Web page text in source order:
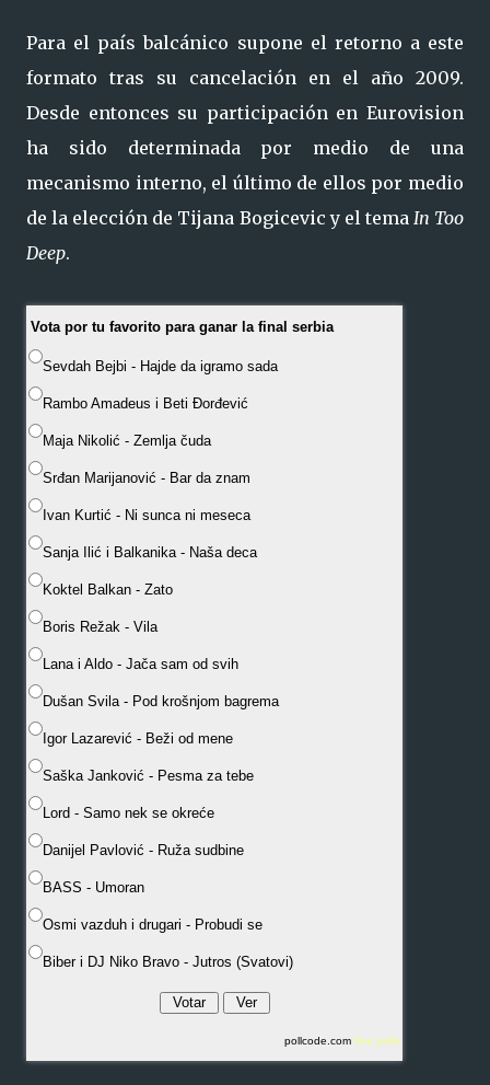
Para el país balcánico supone el retorno a este
formato tras su cancelación en el año 2009.
Desde entonces su participación en Eurovision
ha sido determinada por medio de una
mecanismo interno, el último de ellos por medio
de la elección de Tijana Bogicevic y el tema In Too
Deep.
Vota por tu favorito para ganar la final serbia
Sevdah Bejbi - Hajde da igramo sada
Rambo Amadeus i Beti Đorđević
Maja Nikolić - Zemlja čuda
Srđan Marijanović - Bar da znam
Ivan Kurtić - Ni sunca ni meseca
Sanja Ilić i Balkanika - Naša deca
Koktel Balkan - Zato
Boris Režak - Vila
Lana i Aldo - Jača sam od svih
Dušan Svila - Pod krošnjom bagrema
Igor Lazarević - Beži od mene
Saška Janković - Pesma za tebe
Lord - Samo nek se okreće
Danijel Pavlović - Ruža sudbine
BASS - Umoran
Osmi vazduh i drugari - Probudi se
Biber i DJ Niko Bravo - Jutros (Svatovi)
pollcode.com free polls